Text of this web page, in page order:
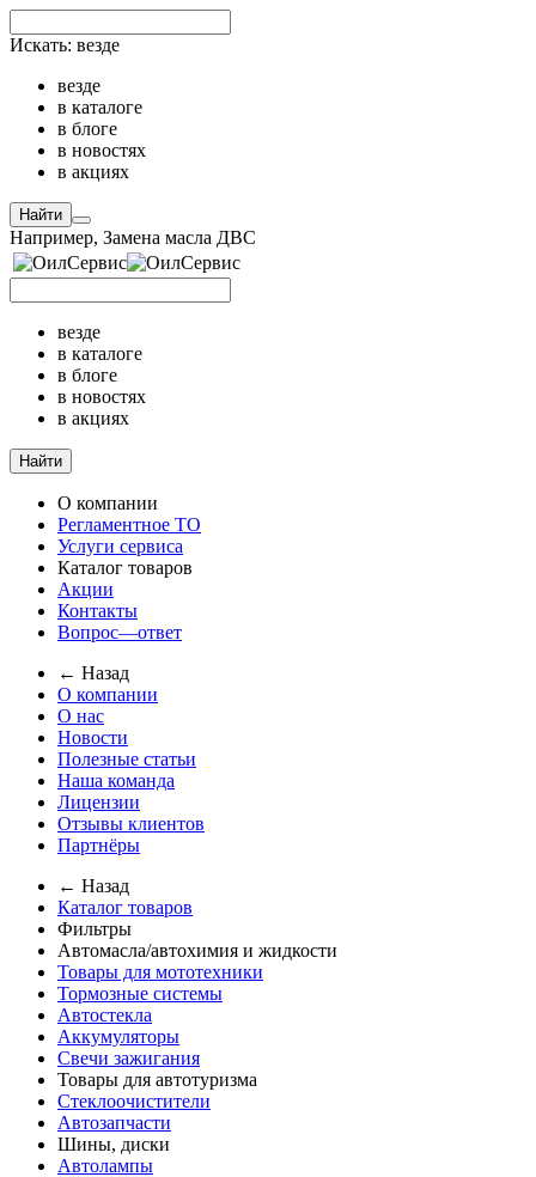
Искать: везде
везде
в каталоге
в блоге
в новостях
в акциях
Найти
Например, Замена масла ДВС
везде
в каталоге
в блоге
в новостях
в акциях
Найти
О компании
Регламентное ТО
Услуги сервиса
Каталог товаров
Акции
Контакты
Вопрос—ответ
← Назад
О компании
О нас
Новости
Полезные статьи
Наша команда
Лицензии
Отзывы клиентов
Партнёры
← Назад
Каталог товаров
Фильтры
Автомасла/автохимия и жидкости
Товары для мототехники
Тормозные системы
Автостекла
Аккумуляторы
Свечи зажигания
Товары для автотуризма
Стеклоочистители
Автозапчасти
Шины, диски
Автолампы